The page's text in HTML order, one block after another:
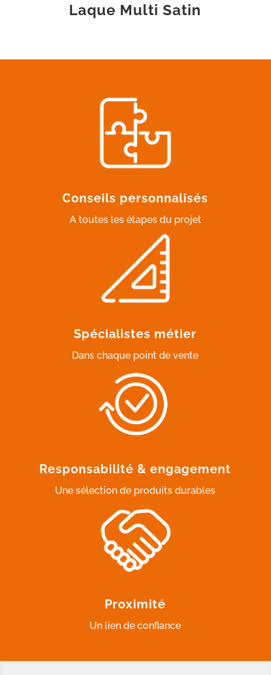
Laque Multi Satin
Conseils personnalisés
A toutes les étapes du projet
Spécialistes métier
Dans chaque point de vente
Responsabilité & engagement
Une sélection de produits durables
Proximité
Un lien de confiance